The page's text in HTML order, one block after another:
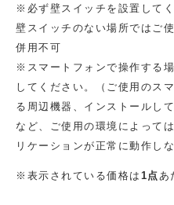
※必ず壁スイッチを設置して
壁スイッチのない場所では
併用不可
※スマートフォンで操作する
してください。（ご使用のス
る周辺機器、インストールし
など、ご使用の環境によって
リケーションが正常に動作し
※表示されている価格は 1点あ